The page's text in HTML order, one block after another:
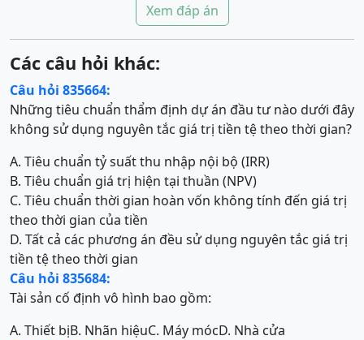
Xem đáp án
Các câu hỏi khác:
Câu hỏi 835664:
Những tiêu chuẩn thẩm định dự án đầu tư nào dưới đây
không sử dụng nguyên tắc giá trị tiền tệ theo thời gian?
A. Tiêu chuẩn tỷ suất thu nhập nội bộ (IRR)
B. Tiêu chuẩn giá trị hiện tại thuần (NPV)
C. Tiêu chuẩn thời gian hoàn vốn không tính đến giá trị
theo thời gian của tiền
D. Tất cả các phương án đều sử dụng nguyên tắc giá trị
tiền tệ theo thời gian
Câu hỏi 835684:
Tài sản cố định vô hình bao gồm:
A. Thiết bịB. Nhãn hiệuC. Máy mócD. Nhà cửa